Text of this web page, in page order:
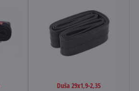
Duša 29x1,9-2,35